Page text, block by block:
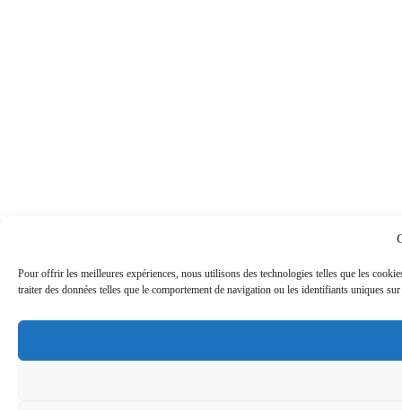
Pour offrir les meilleures expériences, nous utilisons des technologies telles que les
traiter des données telles que le comportement de navigation ou les identifiants uniques